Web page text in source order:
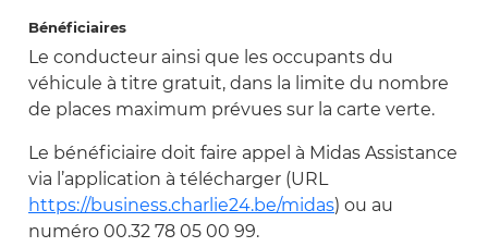
Bénéficiaires
Le conducteur ainsi que les occupants du
véhicule à titre gratuit, dans la limite du nombre
de places maximum prévues sur la carte verte.
Le bénéficiaire doit faire appel à Midas Assistance
via l’application à télécharger (URL
https://business.charlie24.be/midas) ou au
numéro 00.32 78 05 00 99.